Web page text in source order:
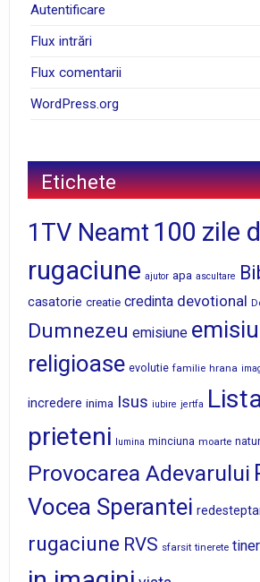
Autentificare
Flux intrări
Flux comentarii
WordPress.org
Etichete
1TV Neamt 100 zile
rugaciune ajutor apa ascultare
casatorie creatie credinta devotional
Dumnezeu emisiune
religioase evolutie familie hrana
incredere inima Isus iubire jertfa
prieteni
lumina minciuna moarte
Provocarea Adevarului
Vocea Sperantei
rugaciune RVS sfarsit tinerete